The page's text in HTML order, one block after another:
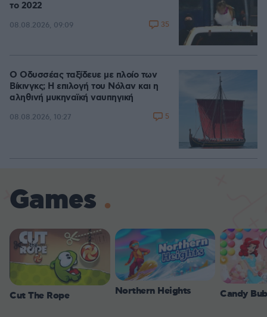
το 2022
08.08.2026, 09:09 35
Ο Οδυσσέας ταξίδευε με πλοίο των
Βίκινγκς; Η επιλογή του Νόλαν και η
αληθινή μυκηναϊκή ναυπηγική
08.08.2026, 10:27 5
Games
Cut The Rope Northern Heights Candy